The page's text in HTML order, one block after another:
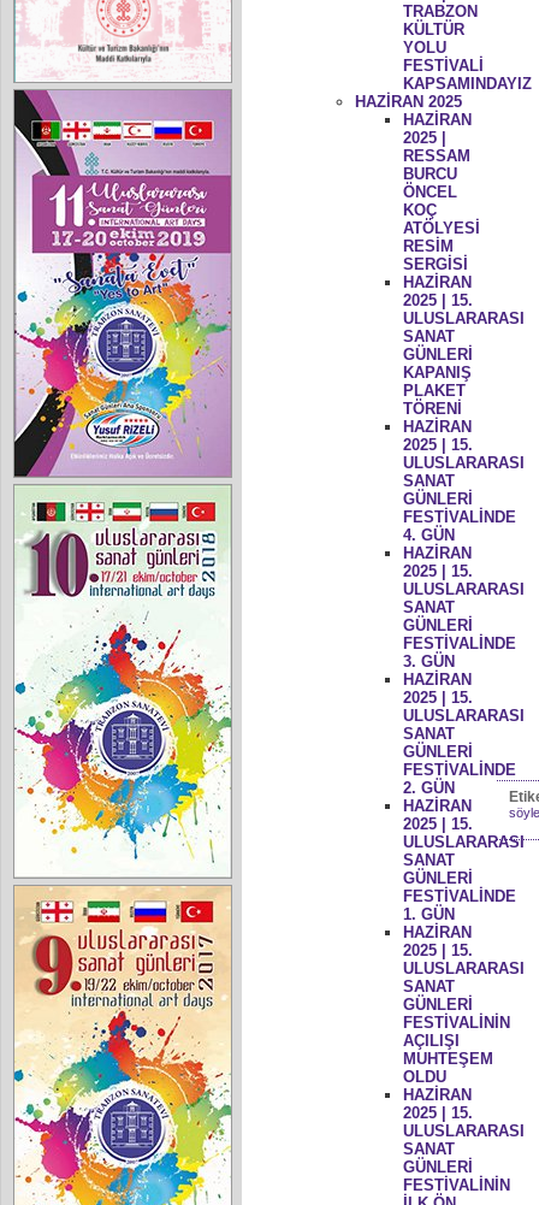
TRABZON
KÜLTÜR
YOLU
FESTİVALİ
KAPSAMINDAYIZ
HAZİRAN 2025
HAZİRAN
2025 |
RESSAM
BURCU
ÖNCEL
KOÇ
ATÖLYESİ
RESİM
SERGİSİ
HAZİRAN
2025 | 15.
ULUSLARARASI
SANAT
GÜNLERİ
KAPANIŞ
PLAKET
TÖRENİ
HAZİRAN
2025 | 15.
ULUSLARARASI
SANAT
GÜNLERİ
FESTİVALİNDE
4. GÜN
HAZİRAN
2025 | 15.
ULUSLARARASI
SANAT
GÜNLERİ
FESTİVALİNDE
3. GÜN
HAZİRAN
2025 | 15.
ULUSLARARASI
SANAT
GÜNLERİ
FESTİVALİNDE
2. GÜN
HAZİRAN
2025 | 15.
ULUSLARARASI
SANAT
GÜNLERİ
FESTİVALİNDE
1. GÜN
HAZİRAN
2025 | 15.
ULUSLARARASI
SANAT
GÜNLERİ
FESTİVALİNİN
AÇILIŞI
MUHTEŞEM
OLDU
HAZİRAN
2025 | 15.
ULUSLARARASI
SANAT
GÜNLERİ
FESTİVALİNİN